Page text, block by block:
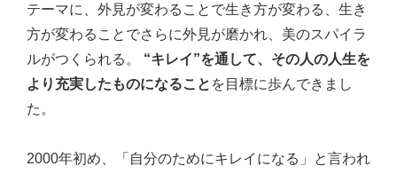
テーマに、外見が変わることで生き方が変わる、生き
方が変わることでさらに外見が磨かれ、美のスパイラ
ルがつくられる。 “キレイ”を通して、その人の人生を
より充実したものになること を目標に歩んできまし
た。
2000年初め、「自分のためにキレイになる」と言われ